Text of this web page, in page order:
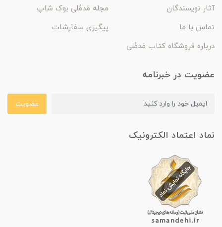
آثار نویسندگان
مجله مَدمُلی بوک شاپ
تماس با ما
پیگیری سفارشات
درباره فروشگاه کتاب مَدمُلی
عضویت در خبرنامه
عضویت
نماد اعتماد الکترونیک